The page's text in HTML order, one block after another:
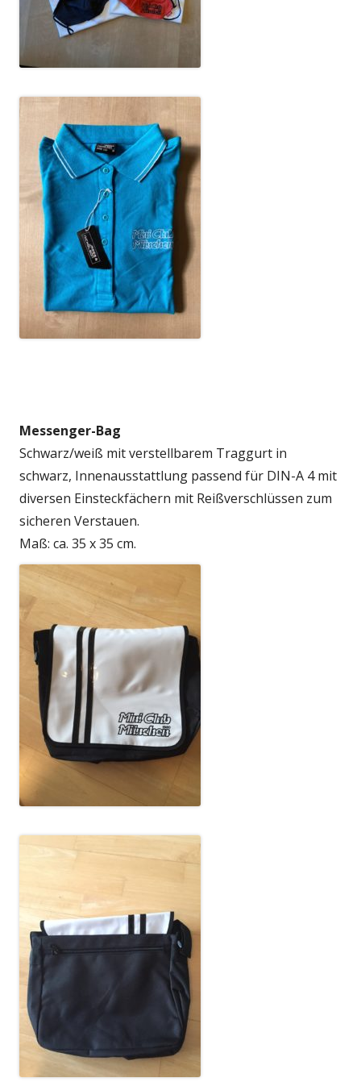
Messenger-Bag
Schwarz/weiß mit verstellbarem Traggurt in
schwarz, Innenausstattlung passend für DIN-A 4 mit
diversen Einsteckfächern mit Reißverschlüssen zum
sicheren Verstauen.
Maß: ca. 35 x 35 cm.